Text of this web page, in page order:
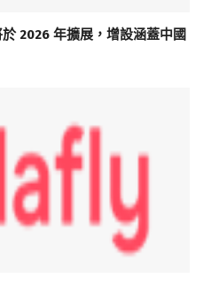
2026 年擴展，增設涵蓋中國